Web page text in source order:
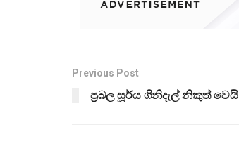
Previous Post
ප්‍රබල සූර්ය ගිනිදැල් නිකුත් වෙයි